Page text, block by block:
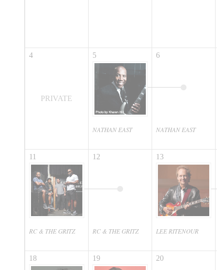
4
PRIVATE
5
NATHAN EAST
6
NATHAN EAST
11
RC & THE GRITZ
12
RC & THE GRITZ
13
LEE RITENOUR
18 19 20